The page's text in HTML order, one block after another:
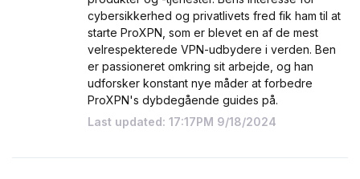
cybersikkerhed og privatlivets fred fik ham til at
starte ProXPN, som er blevet en af de mest
velrespekterede VPN-udbydere i verden. Ben
er passioneret omkring sit arbejde, og han
udforsker konstant nye måder at forbedre
ProXPN's dybdegående guides på.
Last updated: 17:17PM 9/18/2024